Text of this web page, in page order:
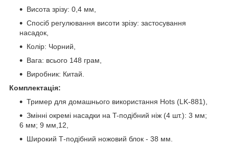
Висота зрізу: 0,4 мм,
Спосіб регулювання висоти зрізу: застосування
насадок,
Колір: Чорний,
Вага: всього 148 грам,
Виробник: Китай.
Комплектація:
Тример для домашнього використання Hots (LK-881),
Змінні окремі насадки на T-подібний ніж (4 шт.): 3 мм;
6 мм; 9 мм,12,
Широкий Т-подібний ножовий блок - 38 мм.